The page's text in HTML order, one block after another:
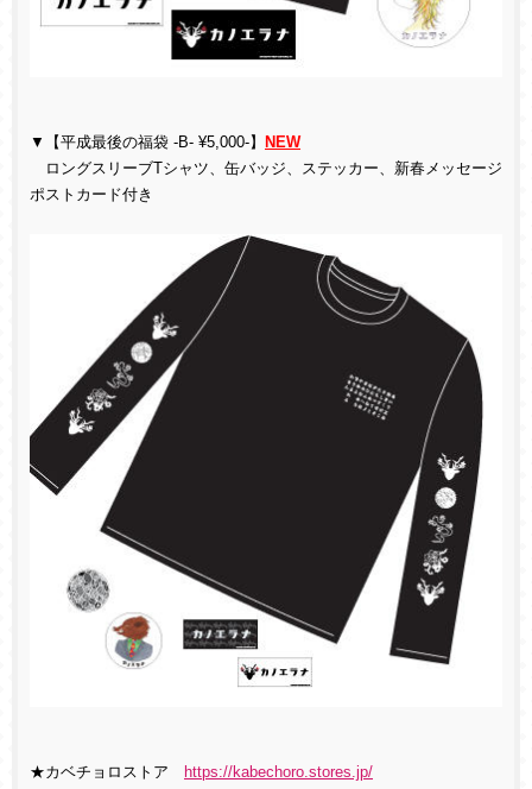
▼【平成最後の福袋 -B- ¥5,000-】
NEW
ロングスリーブTシャツ、缶バッジ、ステッカー、新春メッセージ
ポストカード付き
★カベチョロストア https://kabechoro.stores.jp/